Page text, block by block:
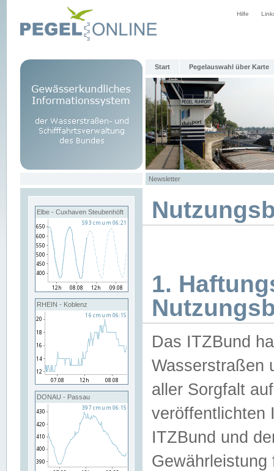
Hilfe
Start Pegelauswahl über Karte
Newsletter
Elbe - Cuxhaven Steubenhöft
RHEIN - Koblenz
DONAU - Passau
1.
Das ITZBund
Wasserstraßen
aller Sorgfalt
veröffentlichten
ITZBund und